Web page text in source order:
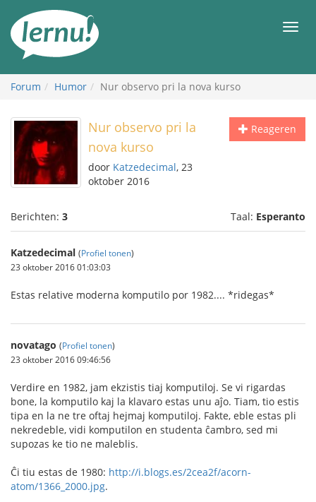
inhoud
Forum Humor Nur observo pri la nova kurso
Reageren
Nur observo pri la
nova kurso
door Katzedecimal, 23
oktober 2016
Berichten: 3 Taal: Esperanto
Katzedecimal (Profiel tonen)
23 oktober 2016 01:03:03
Estas relative moderna komputilo por 1982.... *ridegas*
novatago (Profiel tonen)
23 oktober 2016 09:46:56
Verdire en 1982, jam ekzistis tiaj komputiloj. Se vi rigardas
bone, la komputilo kaj la klavaro estas unu aĵo. Tiam, tio estis
tipa en la ne tre oftaj hejmaj komputiloj. Fakte, eble estas pli
nekredeble, vidi komputilon en studenta ĉambro, sed mi
supozas ke tio ne maleblis.
Ĉi tiu estas de 1980: http://i.blogs.es/2cea2f/acorn-
atom/1366_2000.jpg.